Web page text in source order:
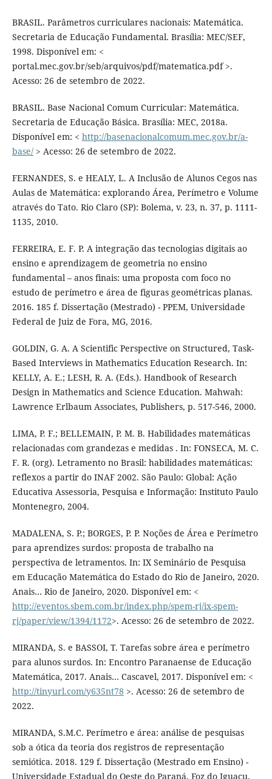
BRASIL. Parâmetros curriculares nacionais: Matemática.
Secretaria de Educação Fundamental. Brasília: MEC/SEF,
1998. Disponível em: <
portal.mec.gov.br/seb/arquivos/pdf/matematica.pdf >.
Acesso: 26 de setembro de 2022.
BRASIL. Base Nacional Comum Curricular: Matemática.
Secretaria de Educação Básica. Brasília: MEC, 2018a.
Disponível em: < http://basenacionalcomum.mec.gov.br/a-
base/> Acesso: 26 de setembro de 2022.
FERNANDES, S. e HEALY, L. A Inclusão de Alunos Cegos nas
Aulas de Matemática: explorando Área, Perímetro e Volume
através do Tato. Rio Claro (SP): Bolema, v. 23, n. 37, p. 1111-
1135, 2010.
FERREIRA, E. F. P. A integração das tecnologias digitais ao
ensino e aprendizagem de geometria no ensino
fundamental – anos finais: uma proposta com foco no
estudo de perímetro e área de figuras geométricas planas.
2016. 185 f. Dissertação (Mestrado) - PPEM, Universidade
Federal de Juiz de Fora, MG, 2016.
GOLDIN, G. A. A Scientific Perspective on Structured, Task-
Based Interviews in Mathematics Education Research. In:
KELLY, A. E.; LESH, R. A. (Eds.). Handbook of Research
Design in Mathematics and Science Education. Mahwah:
Lawrence Erlbaum Associates, Publishers, p. 517-546, 2000.
LIMA, P. F.; BELLEMAIN, P. M. B. Habilidades matemáticas
relacionadas com grandezas e medidas . In: FONSECA, M. C.
F. R. (org). Letramento no Brasil: habilidades matemáticas:
reflexos a partir do INAF 2002. São Paulo: Global: Ação
Educativa Assessoria, Pesquisa e Informação: Instituto Paulo
Montenegro, 2004.
MADALENA, S. P.; BORGES, P. P. Noções de Área e Perímetro
para aprendizes surdos: proposta de trabalho na
perspectiva de letramentos. In: IX Seminário de Pesquisa
em Educação Matemática do Estado do Rio de Janeiro, 2020.
Anais… Rio de Janeiro, 2020. Disponível em: <
http://eventos.sbem.com.br/index.php/spem-rj/ix-spem-
rj/paper/view/1394/1172>. Acesso: 26 de setembro de 2022.
MIRANDA, S. e BASSOI, T. Tarefas sobre área e perímetro
para alunos surdos. In: Encontro Paranaense de Educação
Matemática, 2017. Anais… Cascavel, 2017. Disponível em: <
http://tinyurl.com/y635nt78 >. Acesso: 26 de setembro de
2022.
MIRANDA, S.M.C. Perímetro e área: análise de pesquisas
sob a ótica da teoria dos registros de representação
semiótica. 2018. 129 f. Dissertação (Mestrado em Ensino) -
Universidade Estadual do Oeste do Paraná, Foz do Iguaçu,